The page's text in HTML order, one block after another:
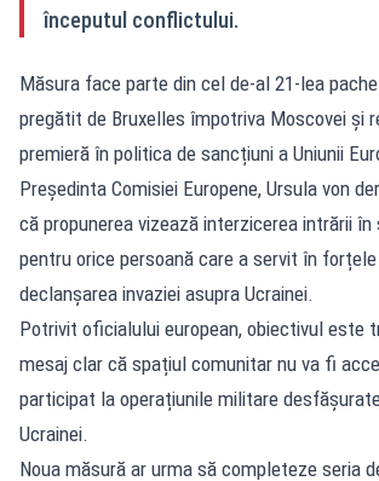
începutul conflictului.
Măsura face parte din cel de-al 21-lea
pregătit de Bruxelles împotriva Moscovei și
premieră în politica de sancțiuni a Uniunii
Președinta Comisiei Europene, Ursula von
că propunerea vizează interzicerea intrării
pentru orice persoană care a servit în
declanșarea invaziei asupra Ucrainei.
Potrivit oficialului european, obiectivul este
mesaj clar că spațiul comunitar nu va fi
participat la operațiunile militare
Ucrainei.
Noua măsură ar urma să completeze seria